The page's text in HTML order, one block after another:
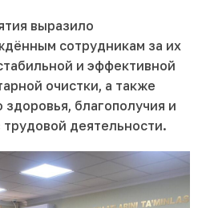
выразило
сотрудникам за их
и эффективной
очистки, а также
благополучия и
деятельности.